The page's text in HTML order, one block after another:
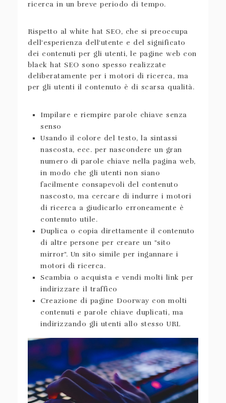
ricerca in un breve periodo di tempo.
Rispetto al white hat SEO, che si preoccupa
dell'esperienza dell'utente e del significato
dei contenuti per gli utenti, le pagine web con
black hat SEO sono spesso realizzate
deliberatamente per i motori di ricerca, ma
per gli utenti il contenuto è di scarsa qualità.
Impilare e riempire parole chiave senza
senso
Usando il colore del testo, la sintassi
nascosta, ecc. per nascondere un gran
numero di parole chiave nella pagina web,
in modo che gli utenti non siano
facilmente consapevoli del contenuto
nascosto, ma cercare di indurre i motori
di ricerca a giudicarlo erroneamente è
contenuto utile.
Duplica o copia direttamente il contenuto
di altre persone per creare un "sito
mirror". Un sito simile per ingannare i
motori di ricerca.
Scambia o acquista e vendi molti link per
indirizzare il traffico
Creazione di pagine Doorway con molti
contenuti e parole chiave duplicati, ma
indirizzando gli utenti allo stesso URL